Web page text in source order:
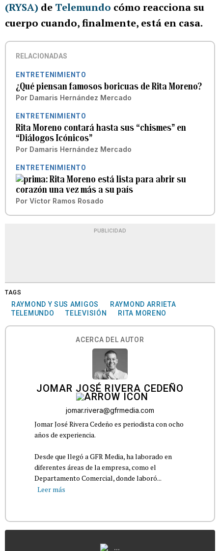
(RYSA) de Telemundo cómo reacciona su
cuerpo cuando, finalmente, está en casa.
RELACIONADAS
ENTRETENIMIENTO
¿Qué piensan famosos boricuas de Rita Moreno?
Por Damaris Hernández Mercado
ENTRETENIMIENTO
Rita Moreno contará hasta sus “chismes” en
“Diálogos Icónicos”
Por Damaris Hernández Mercado
ENTRETENIMIENTO
Rita Moreno está lista para abrir su
corazón una vez más a su país
Por Víctor Ramos Rosado
PUBLICIDAD
TAGS
RAYMOND Y SUS AMIGOS
RAYMOND ARRIETA
TELEMUNDO
TELEVISIÓN RITA MORENO
ACERCA DEL AUTOR
JOMAR JOSÉ RIVERA CEDEÑO
jomar.rivera@gfrmedia.com
Jomar José Rivera Cedeño es periodista con ocho
años de experiencia.
Desde que llegó a GFR Media, ha laborado en
diferentes áreas de la empresa, como el
Departamento Comercial, donde laboró...
Leer más
...